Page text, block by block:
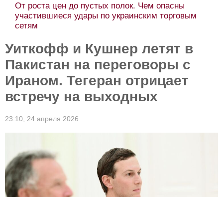
От роста цен до пустых полок. Чем опасны
участившиеся удары по украинским торговым
сетям
Уиткофф и Кушнер летят в
Пакистан на переговоры с
Ираном. Тегеран отрицает
встречу на выходных
23:10, 24 апреля 2026